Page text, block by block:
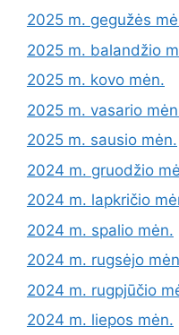
2025 m. gegužės
2025 m. balandžio
2025 m. kovo mėn.
2025 m. vasario
2025 m. sausio mėn.
2024 m. gruodžio
2024 m. lapkričio
2024 m. spalio mėn.
2024 m. rugsėjo
2024 m. rugpjūčio
2024 m. liepos mėn.